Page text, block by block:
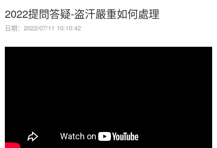
2022提問答疑-盗汗嚴重如何處理
日期：2022/07/11 10:10:42